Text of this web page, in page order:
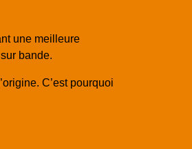
une meilleure
bande.
C’est pourquoi